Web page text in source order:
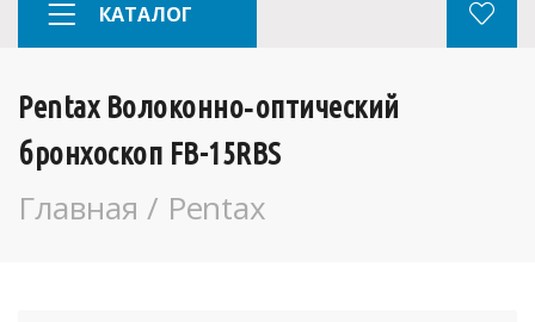
КАТАЛОГ
Pentax Волоконно‑оптический
бронхоскоп FB-15RBS
Главная / Pentax